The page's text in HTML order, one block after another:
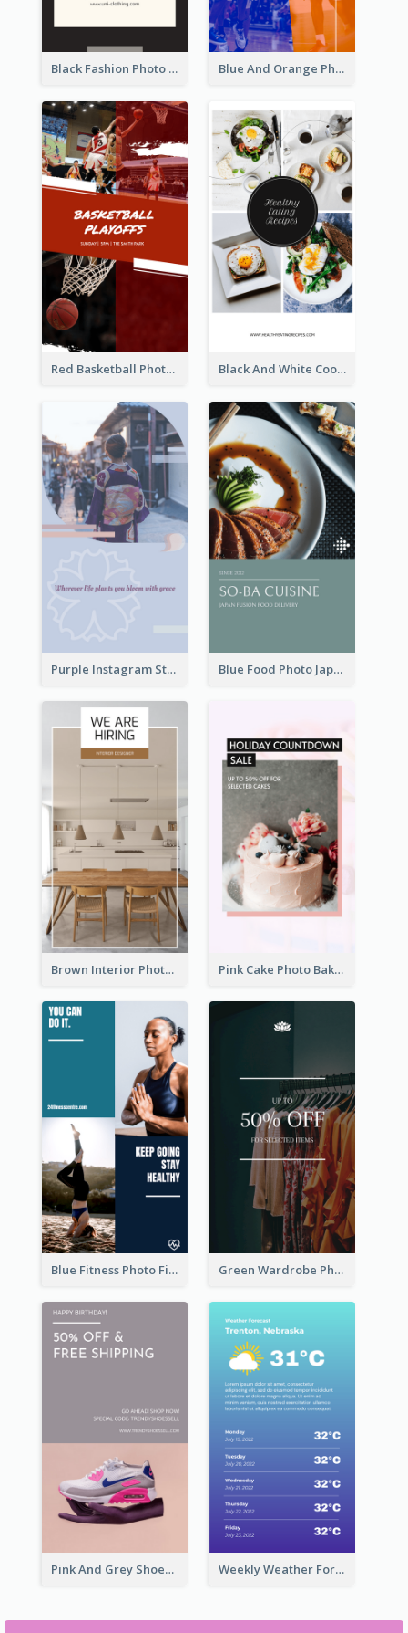
Black Fashion Photo Special Sale Instagram Story Blue And Orange Photo Basketball Match Instagram Story
Red Basketball Photo Basketball Playoffs Instagram Story Black And White Cooking Recipes Instagram Story
Purple Instagram Story Blue Food Photo Japan Cuisine Instagram Story
Brown Interior Photo Hiring Instagram Story Pink Cake Photo Bakery Instagram Story
Blue Fitness Photo Fitness Class Instagram Story Green Wardrobe Photo Shopping Sale Instagram Story
Pink And Grey Shoes Photo Shopping Instagram Story Weekly Weather Forecast Instagram Story